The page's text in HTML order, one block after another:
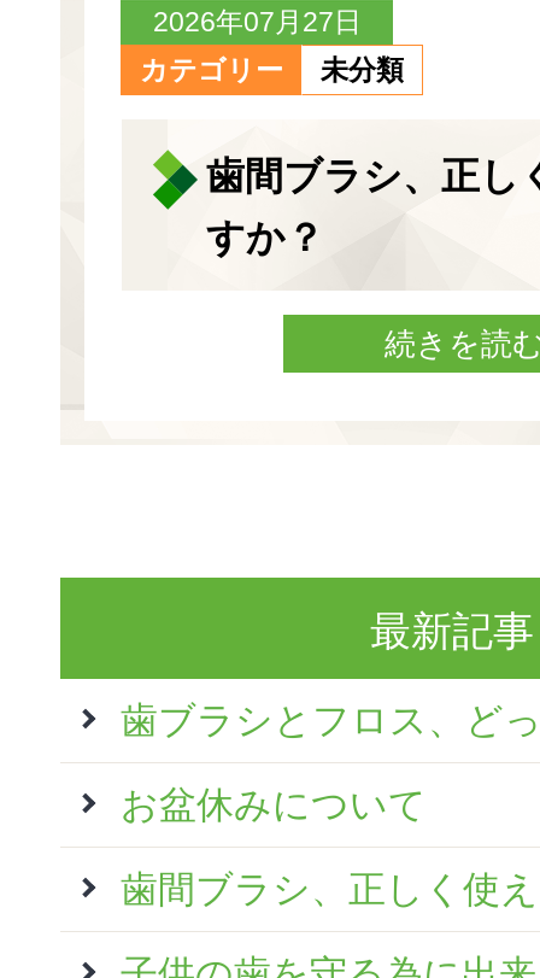
2026年07月27日
カテゴリー
未分類
歯間ブラシ、正し
すか？
続きを読
最新記事
歯ブラシとフロス、ど
お盆休みについて
歯間ブラシ、正しく使